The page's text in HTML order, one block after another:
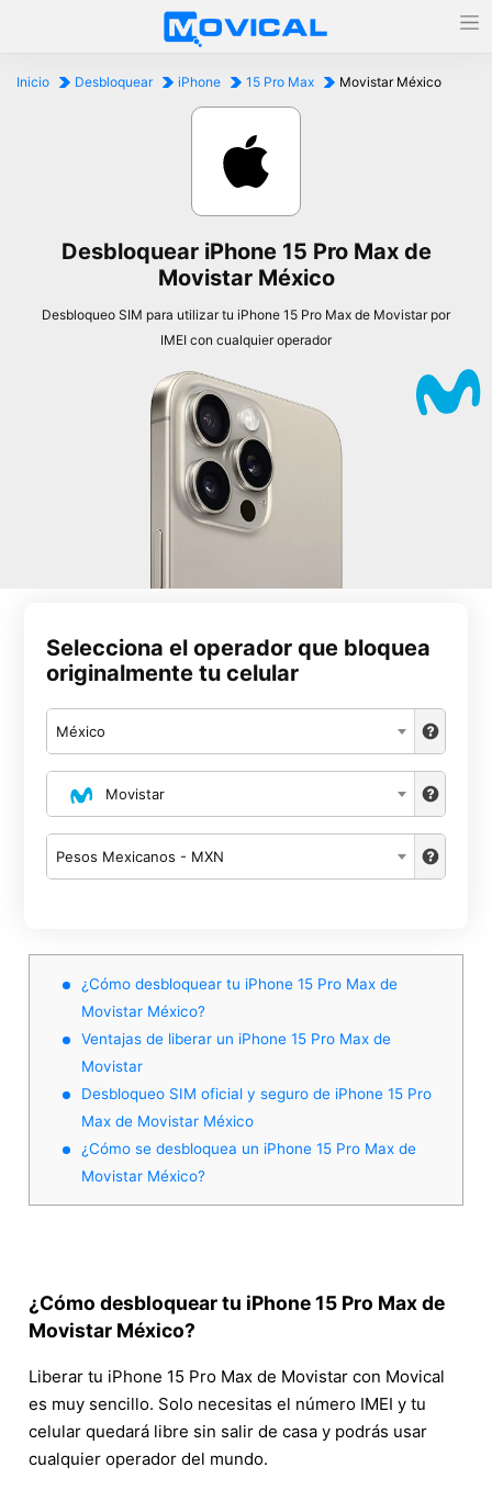
Inicio Desbloquear iPhone 15 Pro Max Movistar México
Desbloquear iPhone 15 Pro Max de
Movistar México
Desbloqueo SIM para utilizar tu iPhone 15 Pro Max de Movistar por
IMEI con cualquier operador
Selecciona el operador que bloquea
originalmente tu celular
México
Movistar
Pesos Mexicanos - MXN
¿Cómo desbloquear tu iPhone 15 Pro Max de
Movistar México?
Ventajas de liberar un iPhone 15 Pro Max de
Movistar
Desbloqueo SIM oficial y seguro de iPhone 15 Pro
Max de Movistar México
¿Cómo se desbloquea un iPhone 15 Pro Max de
Movistar México?
¿Cómo desbloquear tu iPhone 15 Pro Max de
Movistar México?
Liberar tu iPhone 15 Pro Max de Movistar con Movical
es muy sencillo. Solo necesitas el número IMEI y tu
celular quedará libre sin salir de casa y podrás usar
cualquier operador del mundo.